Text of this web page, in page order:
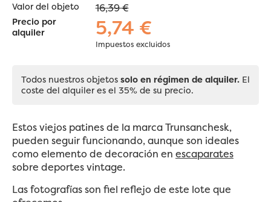
Valor del objeto 16,39 €
Precio por
alquiler
5,74 €
Impuestos excluidos
Todos nuestros objetos solo en régimen de alquiler. El
coste del alquiler es el 35% de su precio.
Estos viejos patines de la marca Trunsanchesk,
pueden seguir funcionando, aunque son ideales
como elemento de decoración en escaparates
sobre deportes vintage.
Las fotografías son fiel reflejo de este lote que